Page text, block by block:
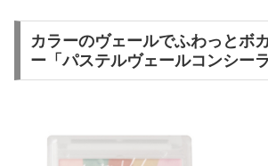
カラーのヴェールでふわっとボ
ー「パステルヴェールコンシーラ